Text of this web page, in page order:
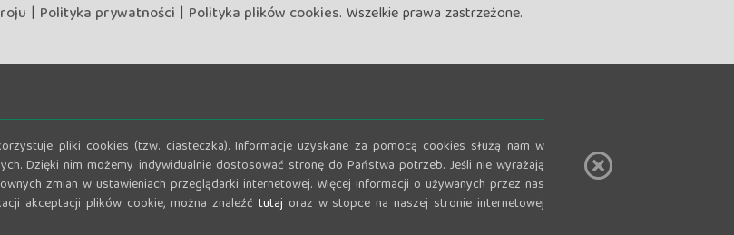
| Polityka prywatności | Polityka plików cookies. Wszelkie prawa zastrzeżone.
pliki cookies (tzw. ciasteczka). Informacje uzyskane za pomocą cookies służą nam w
Dzięki nim możemy indywidualnie dostosować stronę do Państwa potrzeb. Jeśli nie wyrażają
zmian w ustawieniach przeglądarki internetowej. Więcej informacji o używanych przez nas
akceptacji plików cookie, można znaleźć tutaj oraz w stopce na naszej stronie internetowej